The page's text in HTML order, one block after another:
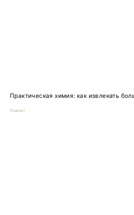
Практическая химия: как извлекать
Подкаст